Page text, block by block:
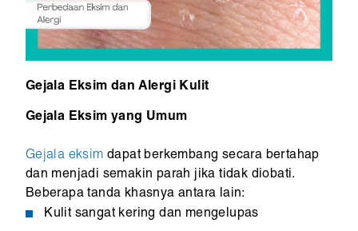
Gejala Eksim dan Alergi Kulit
Gejala Eksim yang Umum
Gejala eksim dapat berkembang secara bertahap
dan menjadi semakin parah jika tidak diobati.
Beberapa tanda khasnya antara lain:
Kulit sangat kering dan mengelupas